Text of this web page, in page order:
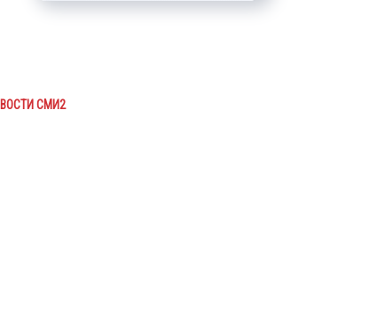
СМИ2